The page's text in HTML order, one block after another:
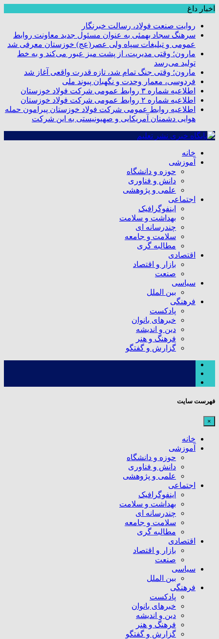
اخبار داغ
روایت صنعت فولاد،‌ رسالت خبرنگار
سرهنگ سجاد بهمئی به عنوان مسئول جدید معاونت روابط
عمومی و تبلیغات سپاه ولی عصر(عج) خوزستان معرفی شد
مارون؛ وقتی مدیریت، از پشت میز عبور می‌کند و به خط
تولید می‌رسد
مارون؛ وقتی جنگ تمام شد، تازه قدرت واقعی آغاز شد
فردوسی، معمار وحدت و نگهبان پیوند ملی
اطلاعیه شماره ۳ روابط عمومی شرکت فولاد خوزستان
اطلاعیه شماره ۲ روابط عمومی شرکت فولاد خوزستان
اطلاعیه روابط عمومی شرکت فولاد خوزستان پیرامون حمله
هوایی دشمنان آمریکایی و صهیونیستی به این شرکت
خانه
آموزشی
حوزه و دانشگاه
دانش و فناوری
علمی و پژوهشی
اجتماعی
اینفوگرافیک
بهداشت و سلامت
چندرسانه ای
سلامت و جامعه
مطالبه گری
اقتصادی
بازار و اقتصاد
صنعت
سیاسی
بین الملل
فرهنگی
پادکست
خبرهای بانوان
دین و اندیشه
فرهنگ و هنر
گزارش و گفتگو
فهرست سایت
×
خانه
آموزشی
حوزه و دانشگاه
دانش و فناوری
علمی و پژوهشی
اجتماعی
اینفوگرافیک
بهداشت و سلامت
چندرسانه ای
سلامت و جامعه
مطالبه گری
اقتصادی
بازار و اقتصاد
صنعت
سیاسی
بین الملل
فرهنگی
پادکست
خبرهای بانوان
دین و اندیشه
فرهنگ و هنر
گزارش و گفتگو